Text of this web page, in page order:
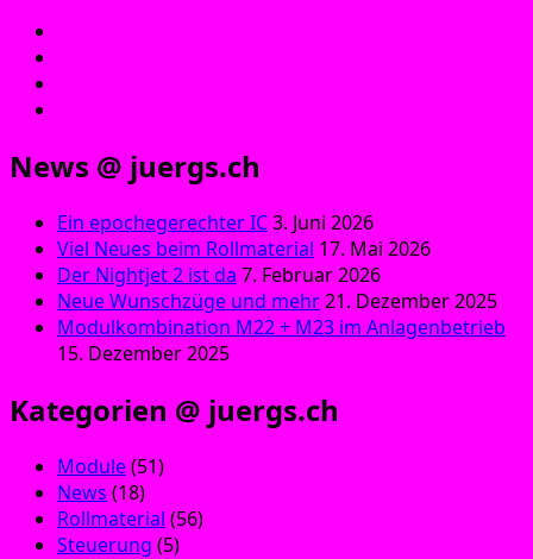
News @ juergs.ch
Ein epochegerechter IC3. Juni 2026
Viel Neues beim Rollmaterial 17. Mai 2026
Der Nightjet 2 ist da 7. Februar 2026
Neue Wunschzüge und mehr21. Dezember 2025
Modulkombination M22 + M23 im Anlagenbetrieb
15. Dezember 2025
Kategorien @ juergs.ch
Module(51)
News (18)
Rollmaterial (56)
Steuerung (5)